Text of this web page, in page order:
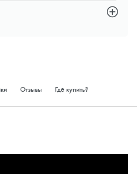
Отзывы Где купить?